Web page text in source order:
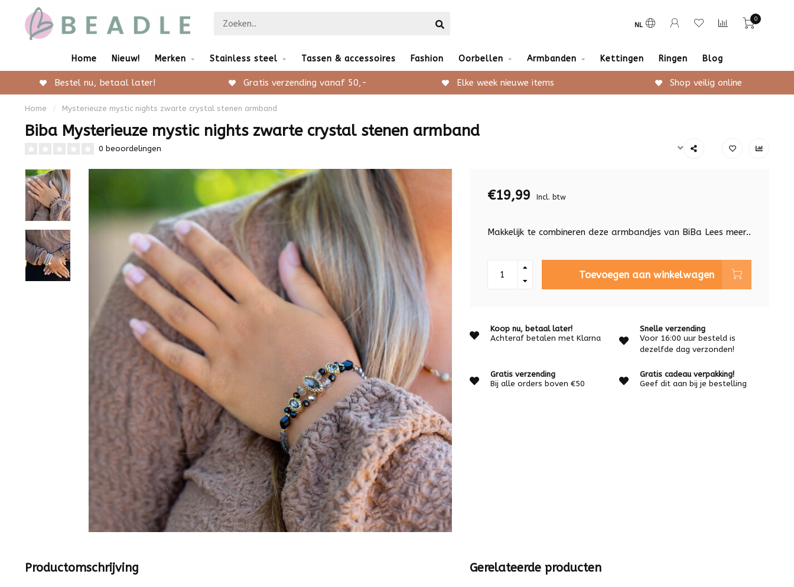
NL
0
Home Nieuw! Merken Stainless steel Tassen & accessoires Fashion Oorbellen Armbanden Kettingen Ringen Blog
Bestel nu, betaal later! Gratis verzending vanaf 50,- Elke week nieuwe items Shop veilig online
Home / Mysterieuze mystic nights zwarte crystal stenen armband
Biba Mysterieuze mystic nights zwarte crystal stenen armband
0 beoordelingen
€19,99 Incl. btw
Makkelijk te combineren deze armbandjes van BiBa Lees meer..
Toevoegen aan winkelwagen
Koop nu, betaal later!
Achteraf betalen met Klarna
Snelle verzending
Voor 16:00 uur besteld is
dezelfde dag verzonden!
Gratis verzending
Bij alle orders boven €50
Gratis cadeau verpakking!
Geef dit aan bij je bestelling
Productomschrijving Gerelateerde producten